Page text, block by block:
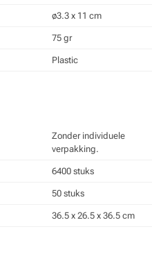
ø3.3 x 11 cm
75 gr
Plastic
Zonder individuele
verpakking.
6400 stuks
50 stuks
36.5 x 26.5 x 36.5 cm